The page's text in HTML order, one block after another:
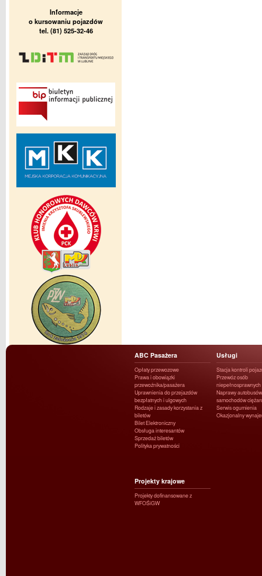
Informacje
o kursowaniu pojazdów
tel. (81) 525-32-46
ABC Pasażera
Opłaty przewozowe
Prawa i obowiązki
przewoźnika/pasażera
Uprawnienia do przejazdów
bezpłatnych i ulgowych
Rodzaje i zasady korzystania z
biletów
Bilet Elektroniczny
Obsługa interesantów
Sprzedaż biletów
Polityka prywatności
Usługi
Stacja kontroli
Przewóz osób
niepełnosprawnych
Naprawy
samochodów
Serwis ogumienia
Okazjonalny
Projekty krajowe
Projekty dofinansowane z
WFOŚiGW